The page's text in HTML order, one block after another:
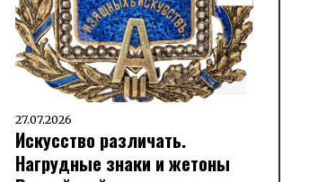
27.07.2026
Искусство различать.
Нагрудные знаки и жетоны